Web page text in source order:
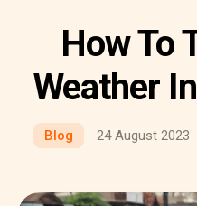
How To
Weather
Blog 24 August 2023